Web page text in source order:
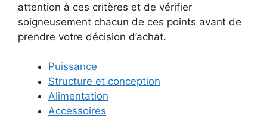
attention à ces critères et de vérifier
soigneusement chacun de ces points avant de
prendre votre décision d’achat.
Puissance
Structure et conception
Alimentation
Accessoires